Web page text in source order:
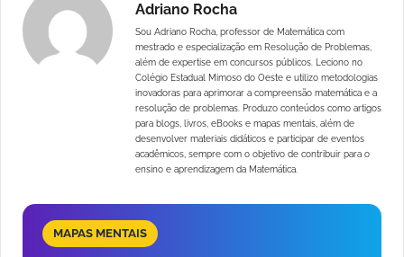
Adriano Rocha
Sou Adriano Rocha, professor de Matemática com
mestrado e especialização em Resolução de Problemas,
além de expertise em concursos públicos. Leciono no
Colégio Estadual Mimoso do Oeste e utilizo metodologias
inovadoras para aprimorar a compreensão matemática e a
resolução de problemas. Produzo conteúdos como artigos
para blogs, livros, eBooks e mapas mentais, além de
desenvolver materiais didáticos e participar de eventos
acadêmicos, sempre com o objetivo de contribuir para o
ensino e aprendizagem da Matemática.
MAPAS MENTAIS